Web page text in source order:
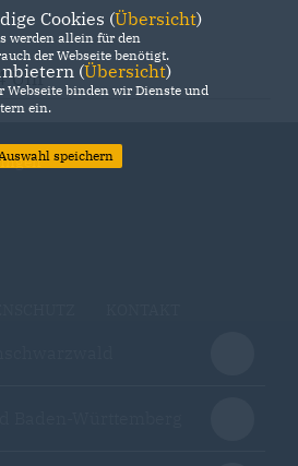
Uhr
Cookies (Übersicht)
werden allein für den
der Webseite benötigt.
(Übersicht)
binden wir Dienste und
ein.
speichern